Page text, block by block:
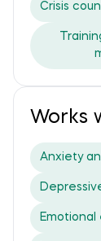
Crisis
Works
Anxiety
Emotional